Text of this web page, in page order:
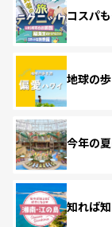
コスパ
地球の
今年の
知れば